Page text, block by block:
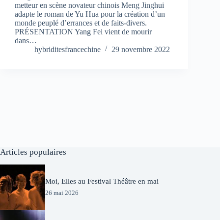
metteur en scène novateur chinois Meng Jinghui
adapte le roman de Yu Hua pour la création d’un
monde peuplé d’errances et de faits-divers.
PRÉSENTATION Yang Fei vient de mourir
dans…
hybriditesfrancechine
29 novembre 2022
Articles populaires
Moi, Elles au Festival Théâtre en mai
26 mai 2026